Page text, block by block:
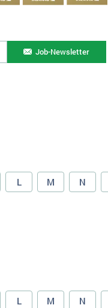
Job-Newsletter
L M N
L M N